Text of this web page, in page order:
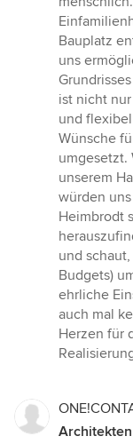
Bauplatz
uns
ist nicht
und
Wünsche
umgesetzt.
unserem
würden
Heimbrodt
und
Budgets)
ehrliche
auch mal
Herzen für